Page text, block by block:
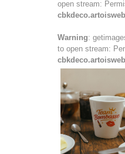
open stream:
Warning:
to open stream: